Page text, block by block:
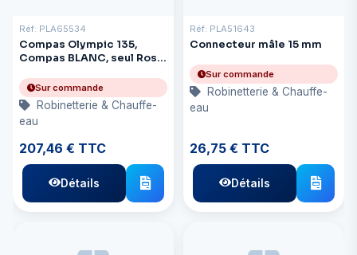
Réf: PLA65534
Compas Olympic 135,
Compas BLANC, seul Rose
Sur commande
Robinetterie & Chauffe-
eau
207,46 € TTC
Détails
Réf: PLA51643
Connecteur mâle 15 mm
Sur commande
Robinetterie & Chauffe-
eau
26,75 € TTC
Détails